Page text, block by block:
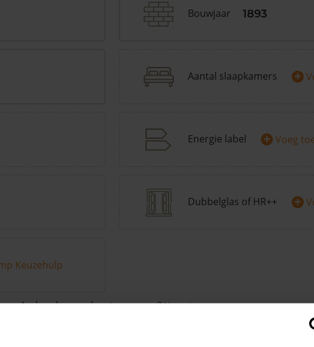
Bouwjaar 1893
Aantal slaapkamers +
Energie label + Voeg
Dubbelglas of HR++ +
Keuzehulp
Andere kenmerken toevoegen?Voeg toe